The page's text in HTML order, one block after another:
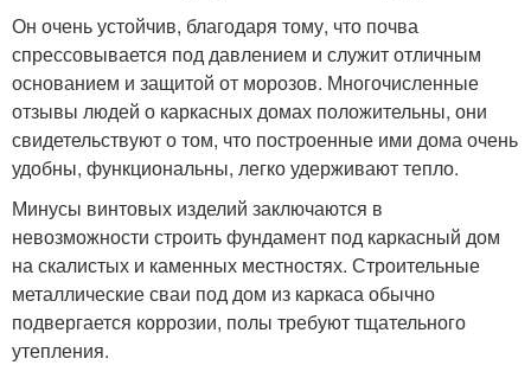
Он очень устойчив, благодаря тому, что почва
спрессовывается под давлением и служит отличным
основанием и защитой от морозов. Многочисленные
отзывы людей о каркасных домах положительны, они
свидетельствуют о том, что построенные ими дома очень
удобны, функциональны, легко удерживают тепло.
Минусы винтовых изделий заключаются в
невозможности строить фундамент под каркасный дом
на скалистых и каменных местностях. Строительные
металлические сваи под дом из каркаса обычно
подвергается коррозии, полы требуют тщательного
утепления.